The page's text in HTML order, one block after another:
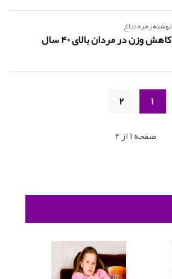
نوشتهزهره دباغ
کاهش وزن در مردان بالای 40 سال
1
2
صفحه 1 از 2